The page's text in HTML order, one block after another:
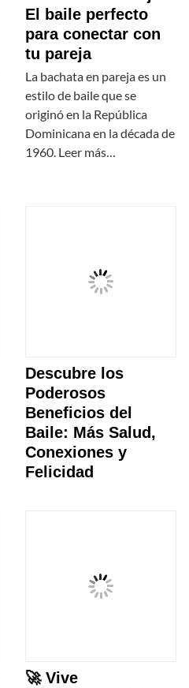
El baile perfecto
para conectar con
tu pareja
La bachata en pareja es un
estilo de baile que se
originó en la República
Dominicana en la década de
1960. Leer más…
Descubre los
Poderosos
Beneficios del
Baile: Más Salud,
Conexiones y
Felicidad
🚀 Vive